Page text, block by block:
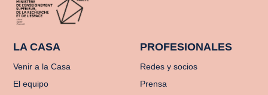
LA CASA
Venir a la Casa
El equipo
PROFESIONALES
Redes y socios
Prensa